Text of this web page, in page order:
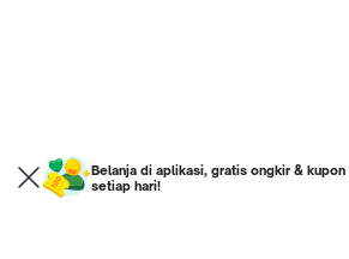
Belanja di aplikasi, gratis ongkir &
setiap hari!